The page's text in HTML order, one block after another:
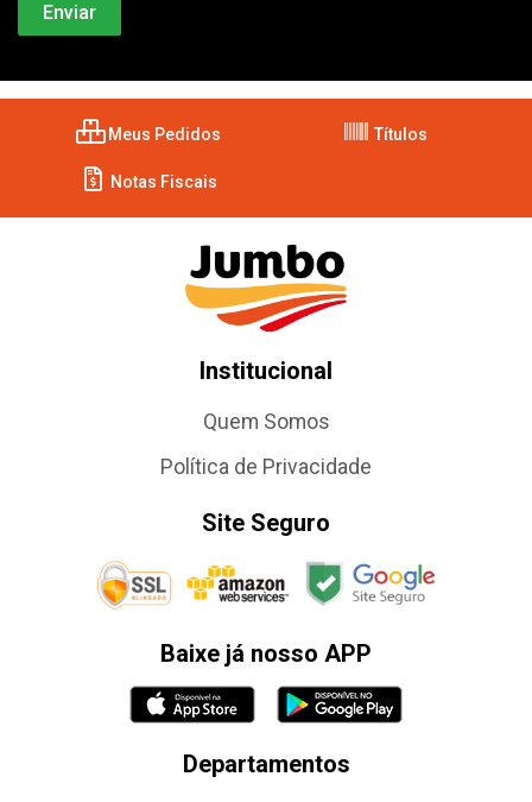
Meus Pedidos Títulos
Notas Fiscais
Institucional
Quem Somos
Política de Privacidade
Site Seguro
Baixe já nosso APP
Departamentos